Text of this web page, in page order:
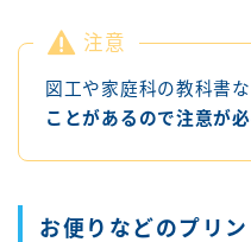
注意
図工や家庭科の教科書
ことがあるので注意が必
お便りなどのプリ